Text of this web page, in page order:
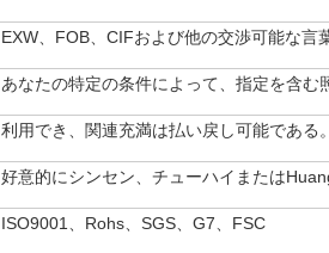
EXW、FOB、CIFおよび他の交渉可能な言
あなたの特定の条件によって、 指定を含む
利用でき、関連充満は払い戻し可能である
好意的にシンセン、チューハイまたは
ISO9001、Rohs、SGS、G7、FSC